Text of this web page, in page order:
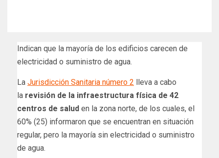
Indican que la mayoría de los edificios carecen de
electricidad o suministro de agua.
La Jurisdicción Sanitaria número 2 lleva a cabo
la revisión de la infraestructura física de 42
centros de salud en la zona norte, de los cuales, el
60% (25) informaron que se encuentran en situación
regular, pero la mayoría sin electricidad o suministro
de agua.